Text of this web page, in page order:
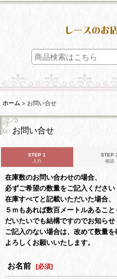
ホーム > お問い合せ
お問い合せ
STEP 1
入力
STEP
確認
在庫数のお問い合わせの場合、
必ずご希望の数量をご記入ください
在庫すべてと記載いただいた場合、
５ｍもあれば数百メートルあるこ
だいたいでも結構ですのでお知らせ
ご記入のない場合は、改めて数量
よろしくお願いいたします。
お名前 [必須]